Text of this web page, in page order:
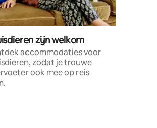
zijn welkom
accommodaties voor
zodat je trouwe
ook mee op reis